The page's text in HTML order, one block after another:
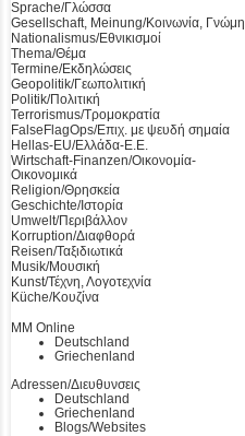
Sprache/Γλώσσα
Gesellschaft, Meinung/Κοινωνία, Γνώμη
Nationalismus/Εθνικισμοί
Thema/Θέμα
Termine/Εκδηλώσεις
Geopolitik/Γεωπολιτική
Politik/Πολιτική
Terrorismus/Τρομοκρατία
FalseFlagOps/Επιχ. με ψευδή σημαία
Hellas-EU/Ελλάδα-Ε.Ε.
Wirtschaft-Finanzen/Οικονομία-
Οικονομικά
Religion/Θρησκεία
Geschichte/Ιστορία
Umwelt/Περιβάλλον
Korruption/Διαφθορά
Reisen/Ταξιδιωτικά
Musik/Μουσική
Kunst/Τέχνη, Λογοτεχνία
Küche/Κουζίνα
MM Online
Deutschland
Griechenland
Adressen/Διευθυνσεις
Deutschland
Griechenland
Blogs/Websites